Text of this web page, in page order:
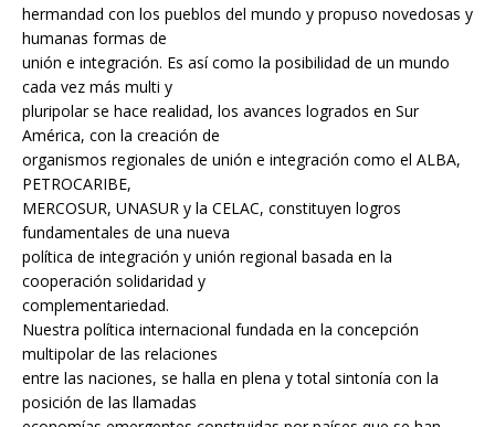
hermandad con los pueblos del mundo y propuso novedosas y
humanas formas de
unión e integración. Es así como la posibilidad de un mundo
cada vez más multi y
pluripolar se hace realidad, los avances logrados en Sur
América, con la creación de
organismos regionales de unión e integración como el ALBA,
PETROCARIBE,
MERCOSUR, UNASUR y la CELAC, constituyen logros
fundamentales de una nueva
política de integración y unión regional basada en la
cooperación solidaridad y
complementariedad.
Nuestra política internacional fundada en la concepción
multipolar de las relaciones
entre las naciones, se halla en plena y total sintonía con la
posición de las llamadas